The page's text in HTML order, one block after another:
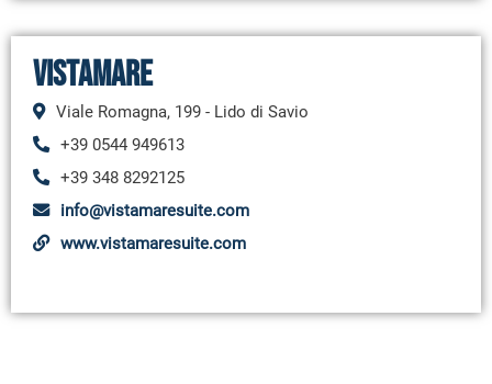
Vistamare
Viale Romagna, 199 - Lido di Savio
+39 0544 949613
+39 348 8292125
info@vistamaresuite.com
www.vistamaresuite.com